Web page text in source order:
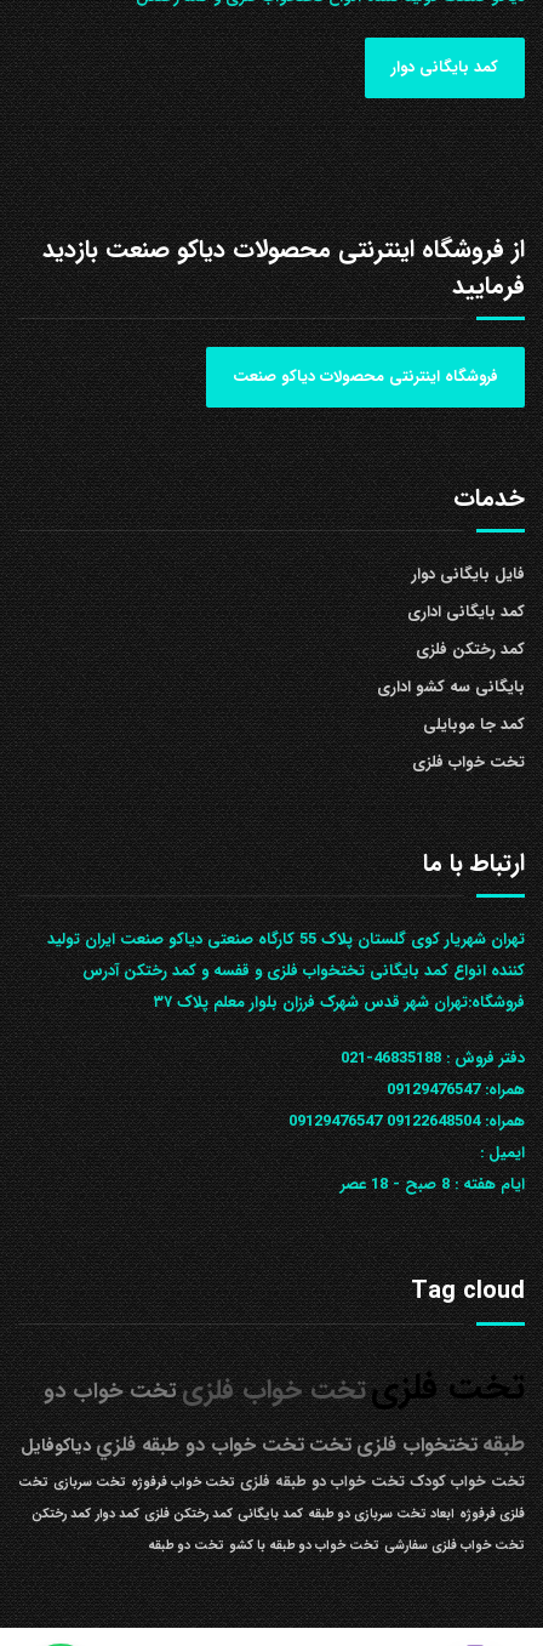
کمد بایگانی دوار
از فروشگاه اینترنتی محصولات دیاکو صنعت بازدید
فرمایید
فروشگاه اینترنتی محصولات دیاکو صنعت
خدمات
فایل بایگانی دوار
کمد بایگانی اداری
کمد رختکن فلزی
بایگانی سه کشو اداری
کمد جا موبایلی
تخت خواب فلزی
ارتباط با ما
تهران شهریار کوی گلستان پلاک 55 کارگاه صنعتی دیاکو صنعت ایران تولید
کننده انواع کمد بایگانی تختخواب فلزی و قفسه و کمد رختکن آدرس
ف‍روشگاه:تهران شهر قدس شهرک فرزان بلوار معلم پلاک ۳۷
دفتر فروش :46835188-021
همراه:09129476547
همراه: 09122648504
09129476547
ایمیل :
ایام هفته :8 صبح - 18 عصر
Tag cloud
تخت فلزیتخت خواب فلزیتخت خواب دو
طبقه تختخواب فلزیتختتخت خواب دو طبقه فلزيدیاکوفایل
تخت خواب کودک تخت خواب دو طبقه فلزی تخت خواب فرفوژه تخت سربازی تخت
فلزی فرفوژه ابعاد تخت سربازی دو طبقه کمد بایگانی کمد رختکن فلزی کمد دوار کمد رختکن
تخت خواب فلزی سفارشی تخت خواب دو طبقه با کشو تخت دو طبقه